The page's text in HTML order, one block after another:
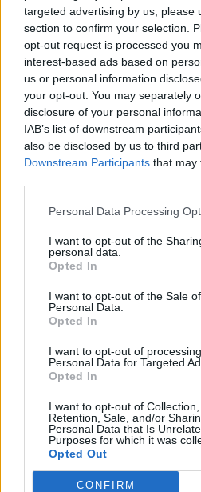
targeted advertising by us, please
section to confirm your selection.
opt-out request is processed you
interest-based ads based on
us or personal information
your opt-out. You may separately
disclosure of your personal
IAB’s list of downstream
also be disclosed by us to third
Downstream Participants that may
Personal Data Processing
I want to opt-out of the
personal data.
Opted In
I want to opt-out of the Sale
Personal Data.
Opted In
I want to opt-out of
Personal Data for Targeted
Opted In
I want to opt-out of Collection,
Retention, Sale, and/or
Personal Data that Is
Purposes for which it was
Opted Out
CONFIRM
προκαλείται από την ίδια
έρευνα συμπεριλήφθηκαν
είχαν χαμηλότερα
φλεγμονωδών χημικών
με δερματικές αλλεργίες.
συνέχισαν να δείχνουν
ήταν το βακτήριο.
Σύμφωνα με τους
σχετικά με τον τρόπο
έκζεμαπου δεν
διαθέσιμες θεραπείες (οι
συνταγογραφούν τοπικά
μολυσματικό κηρίο, μια
κόκκινες πληγές στο
Πηγή:NBC News
Φωτογραφία:iStock